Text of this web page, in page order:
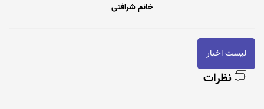
خانم شرافتی
لیست اخبار
نظرات